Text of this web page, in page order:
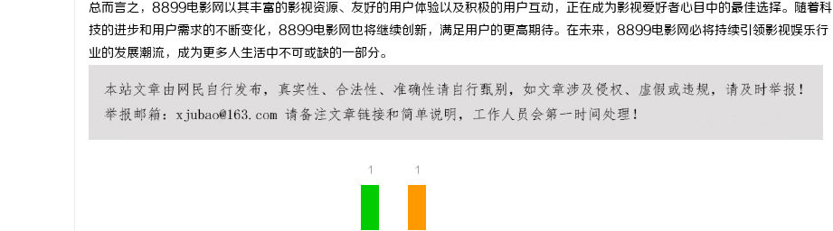
总而言之，8899电影网以其丰富的影视资源、友好的用户体验以及积极的用户互动，正在成为影视爱好者心目中的最佳选择。随着科
技的进步和用户需求的不断变化，8899电影网也将继续创新，满足用户的更高期待。在未来，8899电影网必将持续引领影视娱乐行
业的发展潮流，成为更多人生活中不可或缺的一部分。
1 1